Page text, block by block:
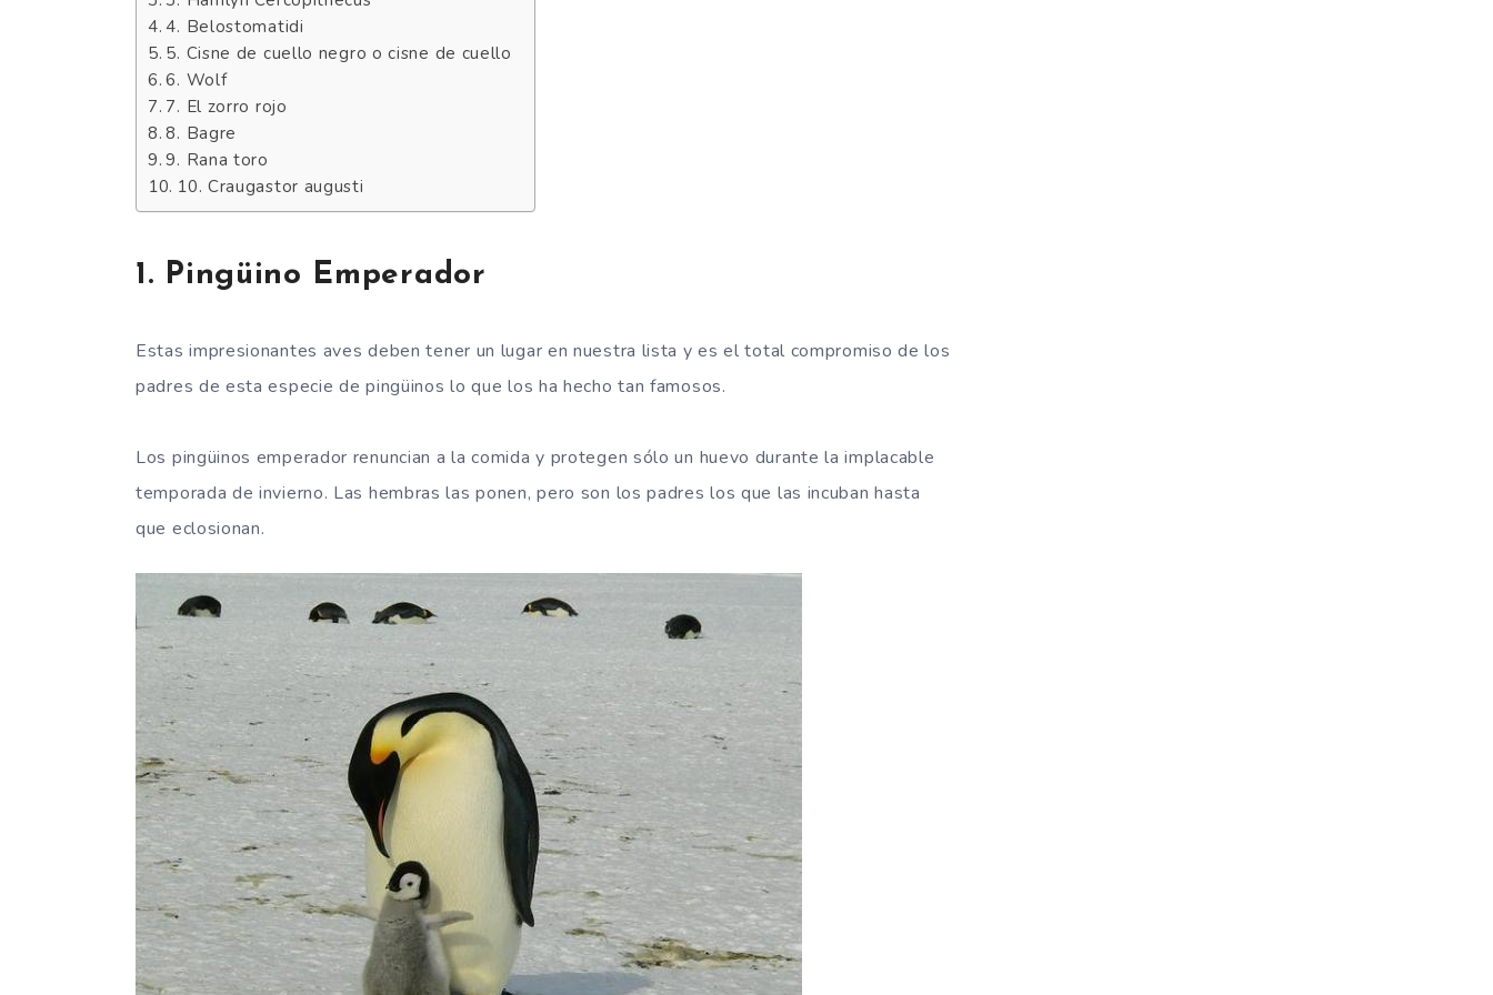
4. Belostomatidi
5. Cisne de cuello negro o cisne de cuello
6. Wolf
7. El zorro rojo
8. Bagre
9. Rana toro
10. Craugastor augusti
1. Pingüino Emperador
Estas impresionantes aves deben tener un lugar en nuestra lista y es el total compromiso de los
padres de esta especie de pingüinos lo que los ha hecho tan famosos.
Los pingüinos emperador renuncian a la comida y protegen sólo un huevo durante la implacable
temporada de invierno. Las hembras las ponen, pero son los padres los que las incuban hasta
que eclosionan.